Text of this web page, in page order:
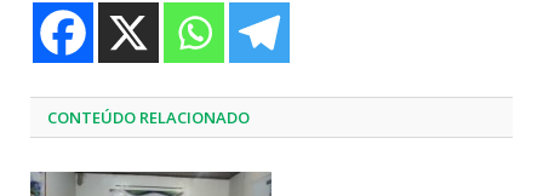
CONTEÚDO RELACIONADO